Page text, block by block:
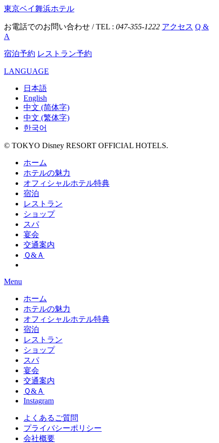
東京ベイ舞浜ホテル
お電話でのお問い合わせ / TEL : 047-355-1222 アクセス Q &
A
宿泊予約 レストラン予約
LANGUAGE
日本語
English
中文 (简体字)
中文 (繁体字)
한국어
© TOKYO Disney RESORT OFFICIAL HOTELS.
ホーム
ホテルの魅力
オフィシャルホテル特典
宿泊
レストラン
ショップ
スパ
宴会
交通案内
Ｑ&Ａ
Menu
ホーム
ホテルの魅力
オフィシャルホテル特典
宿泊
レストラン
ショップ
スパ
宴会
交通案内
Ｑ&Ａ
Instagram
よくあるご質問
プライバシーポリシー
会社概要